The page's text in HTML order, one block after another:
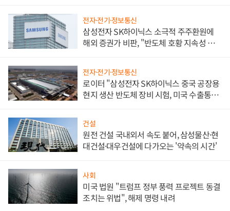
전자·전기·정보통신
삼성전자 SK하이닉스 소극적 주주환원에
해외 증권가 비판, "반도체 호황 지속성 의
전자·전기·정보통신
로이터 "삼성전자 SK하이닉스 중국 공장용
현지 생산 반도체 장비 시험, 미국 수출통제
건설
원전 건설 국내외서 속도 붙어, 삼성물산·현
대건설·대우건설에 다가오는 '약속의 시간'
사회
미국 법원 "트럼프 정부 풍력 프로젝트 동결
조치는 위법", 해제 명령 내려